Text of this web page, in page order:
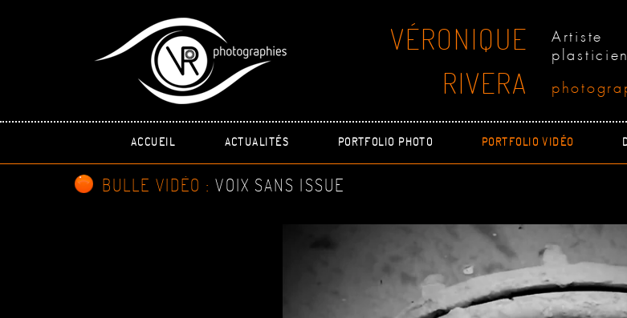
VÉRONIQUE
RIVERA
Artiste
ACCUEIL ACTUALITÉS PORTFOLIO PHOTO PORTFOLIO VIDÉO
BULLE VIDÉO :VOIX SANS ISSUE